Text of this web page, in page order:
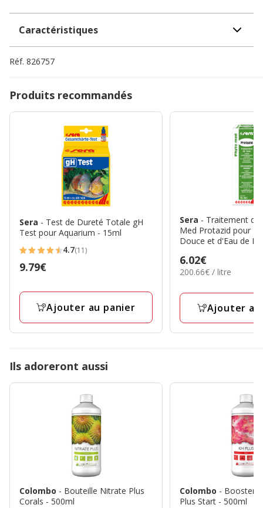
Caractéristiques
Réf. 826757
Produits recommandés
Sera - Test de Dureté Totale gH
Test pour Aquarium - 15ml
4.7
étoiles
11
4.7(11)
Prix
9.79€
Ajouter au panier
Sera - Traitement
Med Protazid pour
Douce et d'Eau de
Prix
6.02€
6.02€
200.66€
Litre
200.66€ / litre
Ajouter
Ils adoreront aussi
Colombo - Bouteille Nitrate Plus
Corals - 500ml
Colombo - Booster
Plus Start - 500ml